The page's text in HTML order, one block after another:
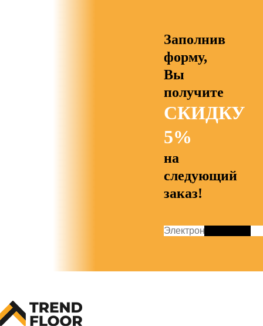
Заполнив
форму,
Вы
получите
СКИДКУ
5%
на
следующий
заказ!